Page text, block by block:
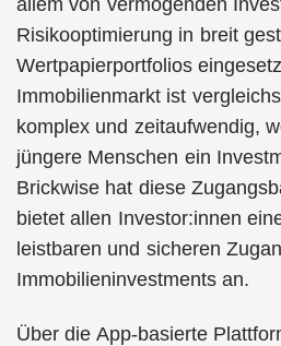
Risikooptimierung in breit
Wertpapierportfolios
Immobilienmarkt ist
komplex und zeitaufwendig,
jüngere Menschen ein
Brickwise hat diese
bietet allen Investor:innen
leistbaren und sicheren
Immobilieninvestments an.
Über die App-basierte